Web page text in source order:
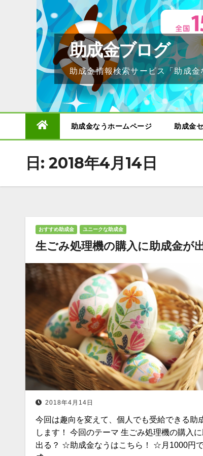
助成金ブログ
助成金情報検索サービス「助成
助成金なうホームページ 助成金
日: 2018年4月14日
おすすめ助成金 ユニークな助成金
生ごみ処理機の購入に助成金が
2018年4月14日
今回は趣向を変えて、個人でも受給できる助
します！ 今回のテーマ 生ごみ処理機の購入
出る？ ☆助成金なうはこちら！ ☆月1000円